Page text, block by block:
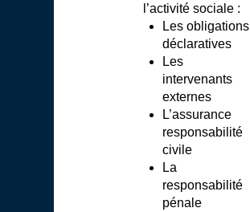
l’activité sociale :
Les obligations
déclaratives
Les
intervenants
externes
L’assurance
responsabilité
civile
La
responsabilité
pénale